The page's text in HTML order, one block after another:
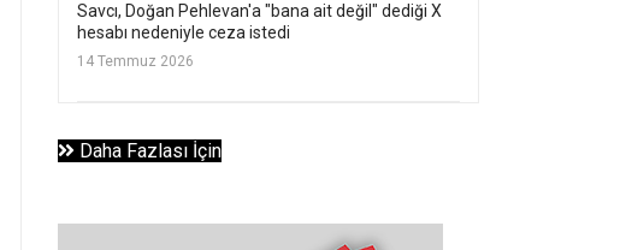
Savcı, Doğan Pehlevan'a "bana ait değil" dediği X
hesabı nedeniyle ceza istedi
14 Temmuz 2026
Daha Fazlası İçin